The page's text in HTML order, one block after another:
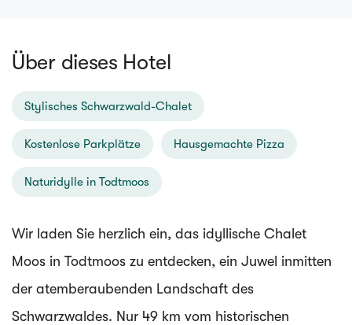
Über dieses Hotel
Stylisches Schwarzwald-Chalet
Kostenlose Parkplätze Hausgemachte Pizza
Naturidylle in Todtmoos
Wir laden Sie herzlich ein, das idyllische Chalet
Moos in Todtmoos zu entdecken, ein Juwel inmitten
der atemberaubenden Landschaft des
Schwarzwaldes. Nur 49 km vom historischen